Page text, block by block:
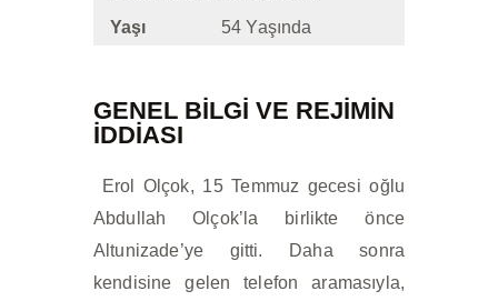
Yaşı
54 Yaşında
GENEL BİLGİ VE REJIMIN
IDDIASI
Erol Olçok, 15 Temmuz gecesi oğlu
Abdullah Olçok’la birlikte önce
Altunizade’ye gitti. Daha sonra
kendisine gelen telefon aramasıyla,